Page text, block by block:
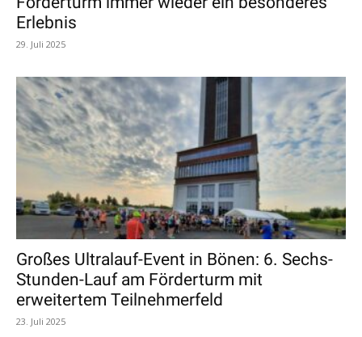
Erlebnis
29. Juli 2025
Großes Ultralauf-Event in Bönen: 6. Sechs-
Stunden-Lauf am Förderturm mit
erweitertem Teilnehmerfeld
23. Juli 2025